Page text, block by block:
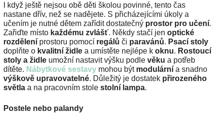
I když ještě nejsou obě děti školou povinné, tento čas
nastane dřív, než se nadějete. S přicházejícími úkoly a
učením je nutné dětem zařídit dostatečný prostor pro učení.
Zařiďte místo každému zvlášť. Někdy stačí jen optické
rozdělení prostoru pomocí regálů či paravánů. Psací stoly
doplňte o kvalitní židle a umístěte nejlépe k oknu. Rostoucí
stoly a židle umožní nastavit výšku podle věku a potřeb
dítěte. Nábytkové sestavy mohou být modulární a snadno
výškově upravovatelné. Důležitý je dostatek přirozeného
světla a na pracovním stole stolní lampa.
Postele nebo palandy